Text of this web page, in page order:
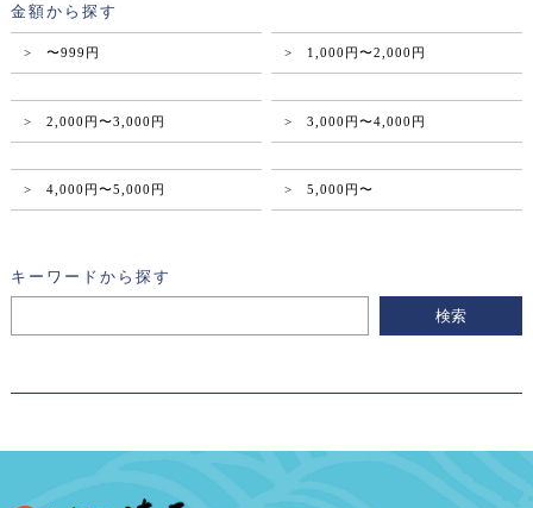
金額から探す
> 〜999円 > 1,000円〜2,000円
> 2,000円〜3,000円 > 3,000円〜4,000円
> 4,000円〜5,000円 > 5,000円〜
キーワードから探す